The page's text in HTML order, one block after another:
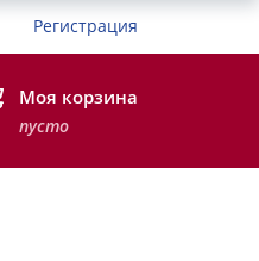
Регистрация
Моя корзина
пусто